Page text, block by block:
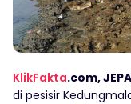
KlikFakta.com,
di pesisir